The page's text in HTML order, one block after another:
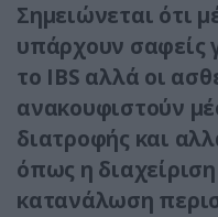
Σημειώνεται ότι
υπάρχουν σαφείς
το IBS αλλά οι
ανακουφιστούν
διατροφής και
όπως η
κατανάλωση